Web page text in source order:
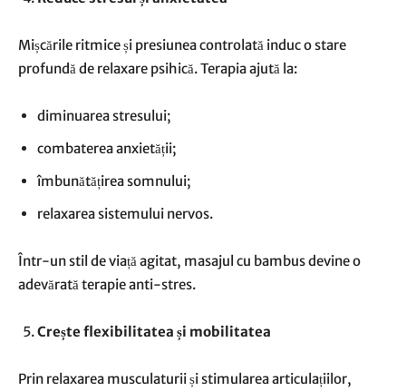
Mișcările ritmice și presiunea controlată induc o stare
profundă de relaxare psihică. Terapia ajută la:
diminuarea stresului;
combaterea anxietății;
îmbunătățirea somnului;
relaxarea sistemului nervos.
Într-un stil de viață agitat, masajul cu bambus devine o
adevărată terapie anti-stres.
Crește flexibilitatea și mobilitatea
Prin relaxarea musculaturii și stimularea articulațiilor,